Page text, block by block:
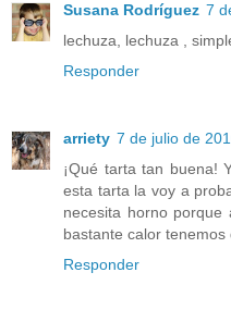
Susana Rodríguez 7
lechuza, lechuza ,
Responder
arriety 7 de julio de
¡Qué tarta tan buena!
esta tarta la voy a
necesita horno
bastante calor
Responder